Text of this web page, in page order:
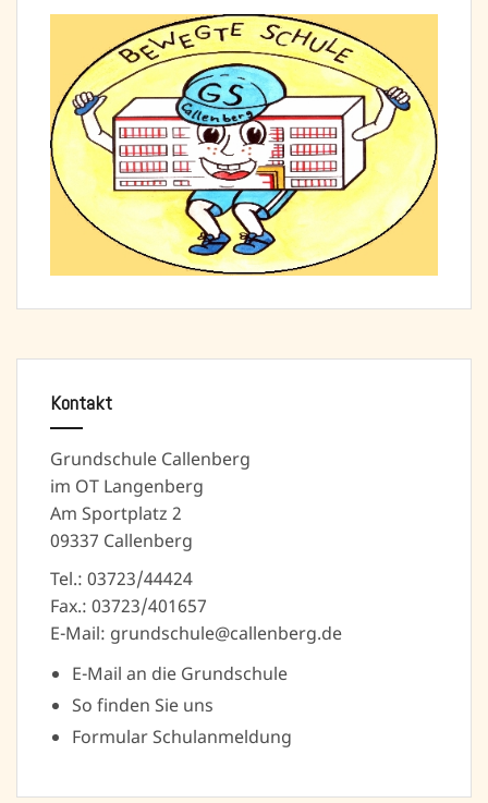
Kontakt
Grundschule Callenberg
im OT Langenberg
Am Sportplatz 2
09337 Callenberg
Tel.: 03723/44424
Fax.: 03723/401657
E-Mail: grundschule@callenberg.de
E-Mail an die Grundschule
So finden Sie uns
Formular Schulanmeldung